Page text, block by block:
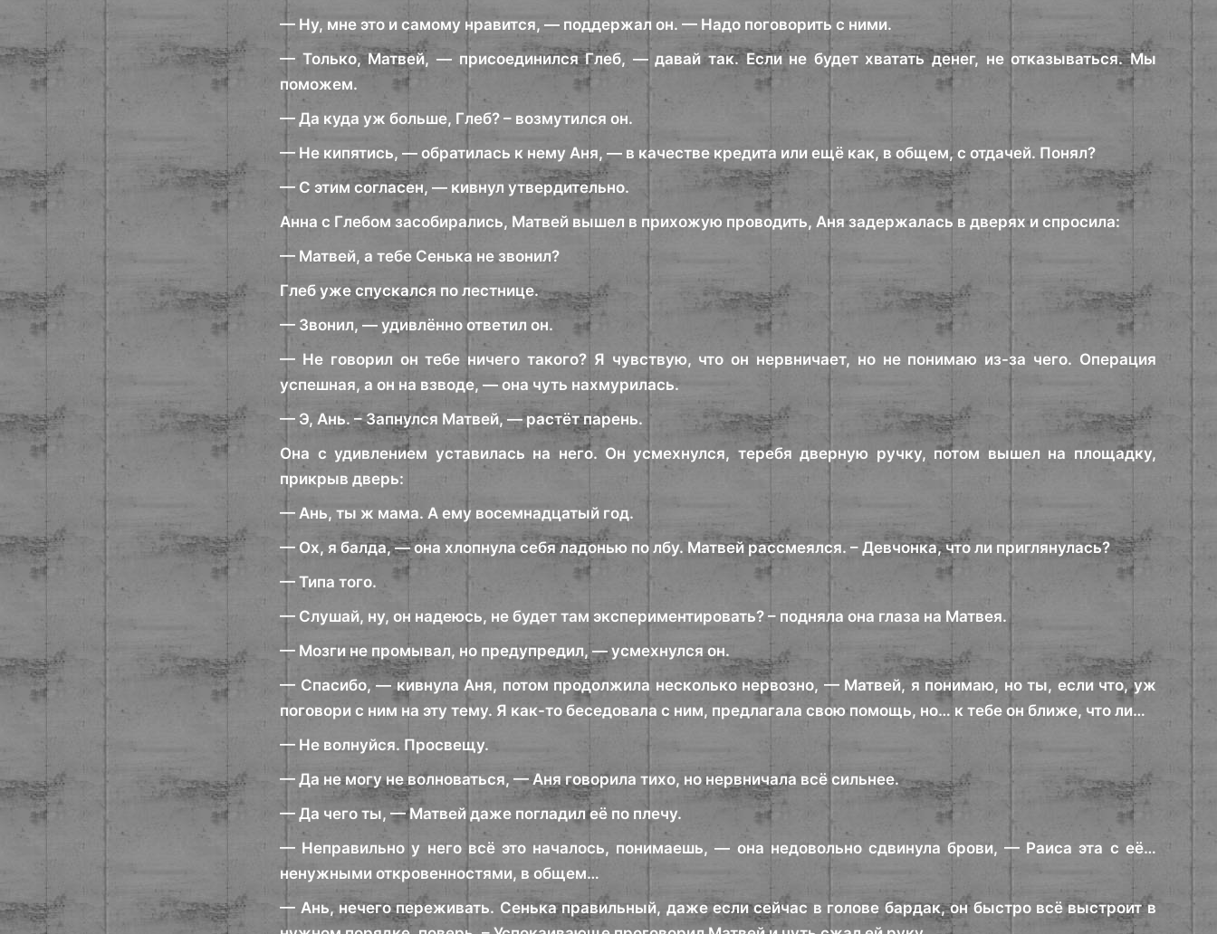
— Ну, мне это и самому нравится, — поддержал он. — Надо поговорить с ними.
— Только, Матвей, — присоединился Глеб, — давай так. Если не будет хватать денег, не отказываться. Мы
поможем.
— Да куда уж больше, Глеб? – возмутился он.
— Не кипятись, — обратилась к нему Аня, — в качестве кредита или ещё как, в общем, с отдачей. Понял?
— С этим согласен, — кивнул утвердительно.
Анна с Глебом засобирались, Матвей вышел в прихожую проводить, Аня задержалась в дверях и спросила:
— Матвей, а тебе Сенька не звонил?
Глеб уже спускался по лестнице.
— Звонил, — удивлённо ответил он.
— Не говорил он тебе ничего такого? Я чувствую, что он нервничает, но не понимаю из-за чего. Операция
успешная, а он на взводе, — она чуть нахмурилась.
— Э, Ань. – Запнулся Матвей, — растёт парень.
Она с удивлением уставилась на него. Он усмехнулся, теребя дверную ручку, потом вышел на площадку,
прикрыв дверь:
— Ань, ты ж мама. А ему восемнадцатый год.
— Ох, я балда, — она хлопнула себя ладонью по лбу. Матвей рассмеялся. – Девчонка, что ли приглянулась?
— Типа того.
— Слушай, ну, он надеюсь, не будет там экспериментировать? – подняла она глаза на Матвея.
— Мозги не промывал, но предупредил, — усмехнулся он.
— Спасибо, — кивнула Аня, потом продолжила несколько нервозно, — Матвей, я понимаю, но ты, если что, уж
поговори с ним на эту тему. Я как-то беседовала с ним, предлагала свою помощь, но… к тебе он ближе, что ли…
— Не волнуйся. Просвещу.
— Да не могу не волноваться, — Аня говорила тихо, но нервничала всё сильнее.
— Да чего ты, — Матвей даже погладил её по плечу.
— Неправильно у него всё это началось, понимаешь, — она недовольно сдвинула брови, — Раиса эта с её…
ненужными откровенностями, в общем…
— Ань, нечего переживать. Сенька правильный, даже если сейчас в голове бардак, он быстро всё выстроит в